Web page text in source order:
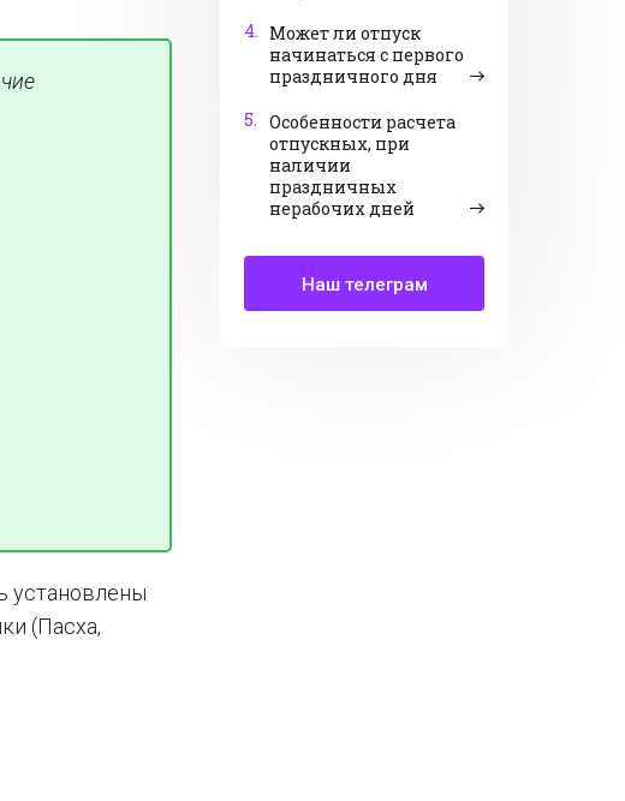
4. Может ли отпуск
начинаться с первого
праздничного дня
5. Особенности расчета
отпускных, при
наличии
праздничных
нерабочих дней
Наш телеграм
установлены
(Пасха,